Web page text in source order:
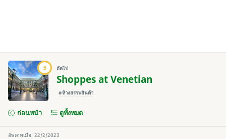
5 ถัดไป
Shoppes at Venetian
#ห้างสรรพสินค้า
ก่อนหน้า ดูทั้งหมด
อัพเดทเมื่อ: 22/2/2023